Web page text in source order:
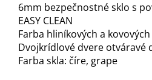
6mm bezpečnostné sklo s
EASY CLEAN
Farba hliníkových a
Dvojkrídlové dvere otváravé
Farba skla: číre, grape